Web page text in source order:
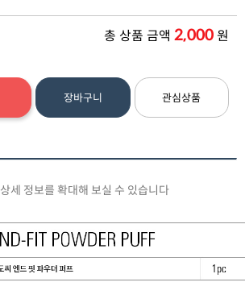
총 상품 금액 2,000원
장바구니 관심상품
상세 정보를 확대해 보실 수 있습니다